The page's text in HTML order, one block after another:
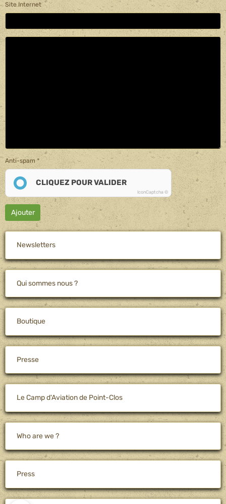
Site Internet
Anti-spam
CLIQUEZ POUR VALIDER
IconCaptcha ©
Ajouter
Newsletters
Qui sommes nous ?
Boutique
Presse
Le Camp d'Aviation de Point-Clos
Who are we ?
Press